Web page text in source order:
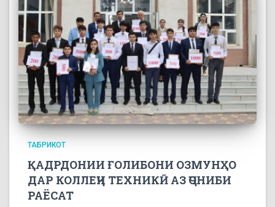
ТАБРИКОТ
ҚАДРДОНИИ ҒОЛИБОНИ ОЗМУНҲО
ДАР КОЛЛЕҶИ ТЕХНИКӢ АЗ ҶОНИБИ
РАЁСАТ